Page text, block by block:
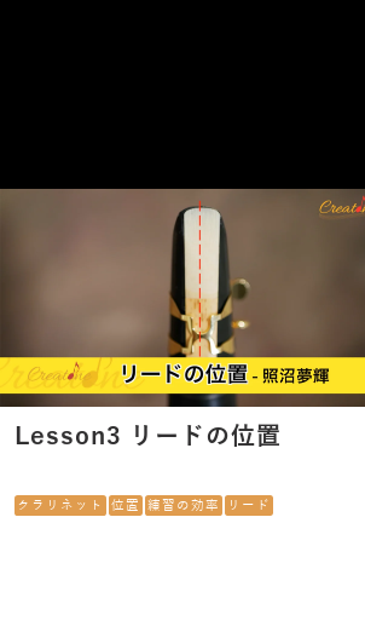
Lesson3 リードの位置
クラリネット 位置 練習の効率 リード